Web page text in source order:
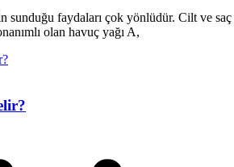
sunduğu faydaları çok yönlüdür. Cilt ve saç
olan havuç yağı A,